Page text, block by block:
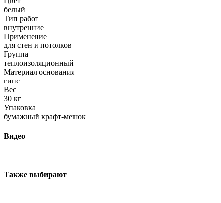
белый
Тип работ
внутренние
Применение
для стен и потолков
Группа
теплоизоляционный
Материал основания
гипс
Вес
30 кг
Упаковка
бумажный крафт-мешок
Видео
Также выбирают